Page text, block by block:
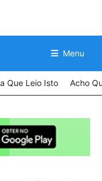
Menu
Que Leio Isto Acho